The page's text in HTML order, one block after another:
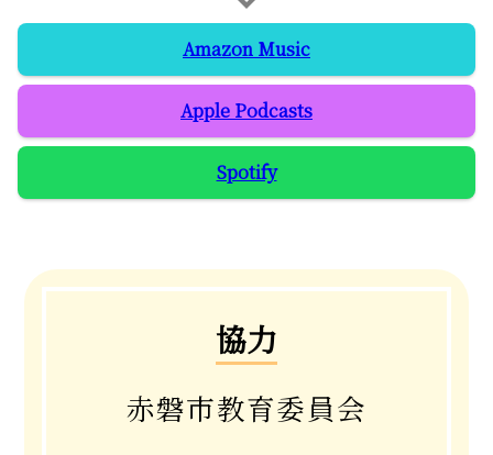
Amazon Music
Apple Podcasts
Spotify
協力
赤磐市教育委員会